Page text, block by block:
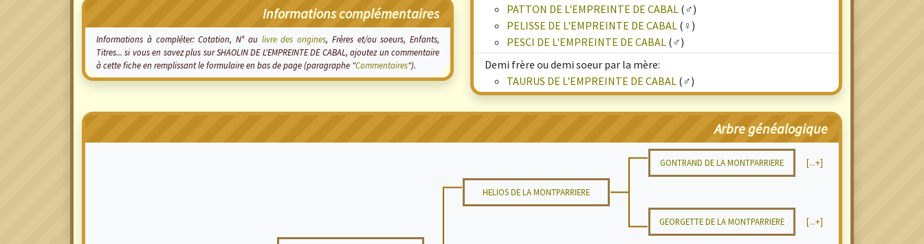
Informations complémentaires
Informations à compléter: Cotation, N° au livre des origines, Frères et/ou soeurs, Enfants,
Titres... si vous en savez plus sur SHAOLIN DE L'EMPREINTE DE CABAL, ajoutez un commentaire
à cette fiche en remplissant le formulaire en bas de page (paragraphe "Commentaires").
PATTON DE L'EMPREINTE DE CABAL (♂)
PELISSE DE L'EMPREINTE DE CABAL (♀)
PESCI DE L'EMPREINTE DE CABAL (♂)
Demi frère ou demi soeur par la mère:
TAURUS DE L'EMPREINTE DE CABAL (♂)
Arbre généalogique
GONTRAND DE LA MONTPARRIERE [...+]
HELIOS DE LA MONTPARRIERE
GEORGETTE DE LA MONTPARRIERE [...+]